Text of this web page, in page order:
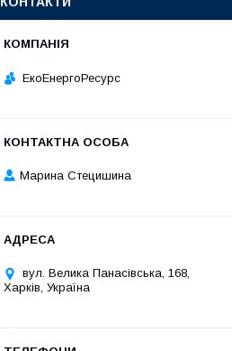
ЕкоЕнергоРесурс
Марина Стецишина
вул. Велика Панасівська, 168,
Харків, Україна